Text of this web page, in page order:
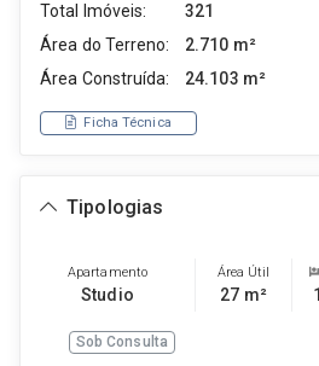
Total Imóveis:
321
Área do Terreno:
2.710 m²
Área Construída:
24.103 m²
Ficha Técnica
Tipologias
Apartamento
Studio
Área Útil
27 m² 1
Sob Consulta